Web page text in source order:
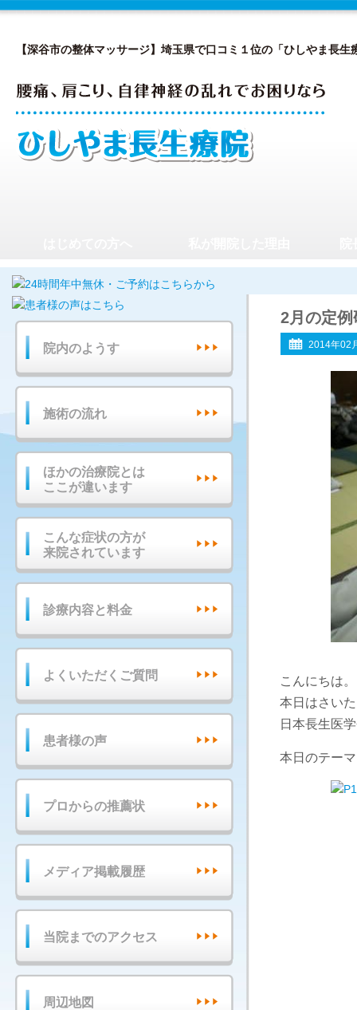
【深谷市の整体マッサージ】埼玉県で口コミ１位の「ひしやま長生
2月の定例
2014年02
こんにちは。
本日はさい
日本長生医
本日のテー
院内のようす
施術の流れ
ほかの治療院とは
ここが違います
こんな症状の方が
来院されています
診療内容と料金
よくいただくご質問
患者様の声
プロからの推薦状
メディア掲載履歴
当院までのアクセス
周辺地図